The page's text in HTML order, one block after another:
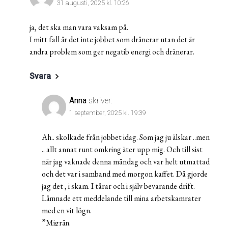
31 augusti, 2025 kl. 10:26
ja, det ska man vara vaksam på.
I mitt fall är det inte jobbet som dränerar utan det är
andra problem som ger negatib energi och dränerar.
Svara
Anna skriver:
1 september, 2025 kl. 19:39
Ah.. skolkade från jobbet idag. Som jag ju älskar ..men
.. allt annat runt omkring äter upp mig. Och till sist
när jag vaknade denna måndag och var helt utmattad
och det var i samband med morgon kaffet. Då gjorde
jag det , i skam. I tårar och i själv bevarande drift.
Lämnade ett meddelande till mina arbetskamrater
med en vit lögn.
”Migrän.